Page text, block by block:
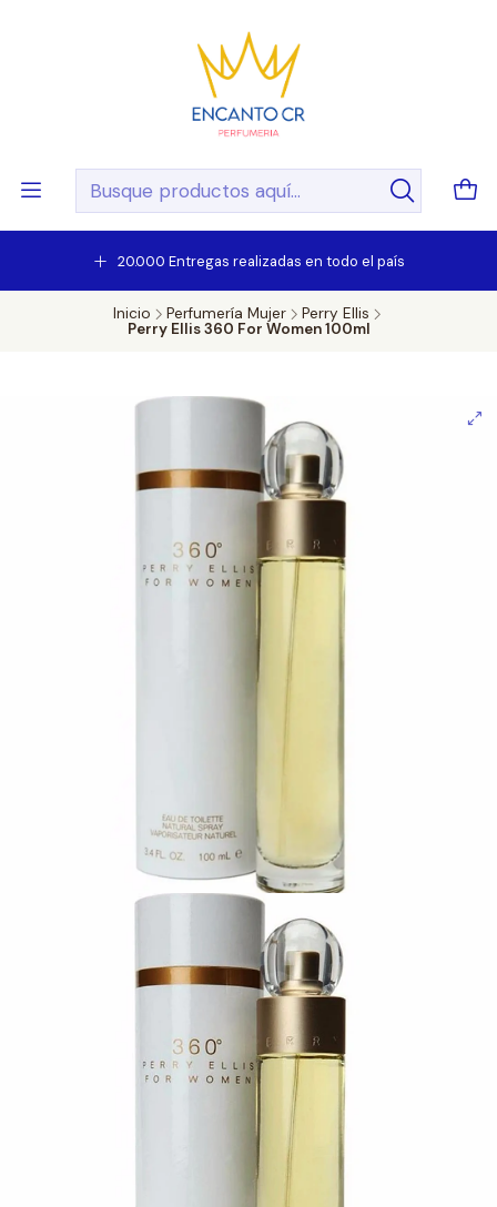
20.000 Entregas realizadas en todo el país
Inicio Perfumería Mujer
Perry Ellis
Perry Ellis 360 For Women 100ml